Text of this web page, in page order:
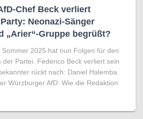
Chef Beck verliert
Neonazi-Sänger
„Arier“-Gruppe begrüßt?
Sommer 2025 hat nun Folgen für den
der Partei. Federico Beck verliert sein
rückt nach: Daniel Halemba.
Würzburger AfD: Wie die Redaktion